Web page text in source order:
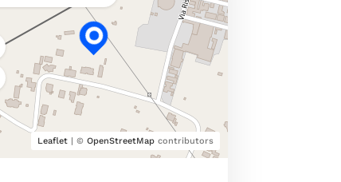
Leaflet| © OpenStreetMapcontributors